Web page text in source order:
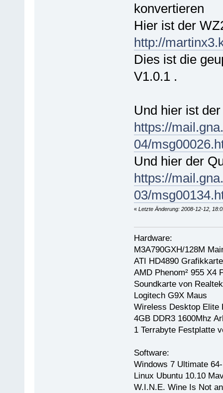
konvertieren
Hier ist der
http://
Dies ist die
V1.0.1 .
Und hier ist
https://
04/
Und hier der
https://
03/
« Letzte Änderung: 2008-12-12,
Hardware:
M3A790GXH/128M
ATI HD4890 Grafikkarte
AMD Phenom² 955 X4
Soundkarte von
Logitech G9X Maus
Wireless Desktop Elite
4GB DDR3 1600Mhz
1 Terrabyte Festplatte
Software:
Windows 7 Ultimate
Linux Ubuntu 10.10
W.I.N.E. Wine Is Not